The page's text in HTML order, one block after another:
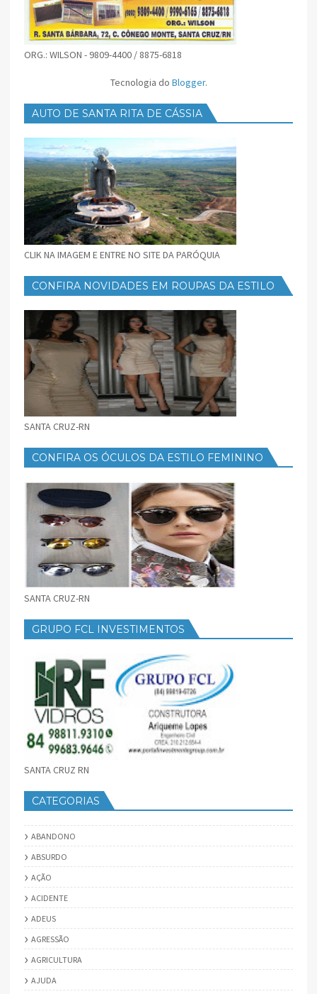
ORG.: WILSON - 9809-4400 / 8875-6818
Tecnologia do Blogger.
AUTO DE SANTA RITA DE CÁSSIA
CLIK NA IMAGEM E ENTRE NO SITE DA PARÓQUIA
CONFIRA NOVIDADES EM ROUPAS DA ESTILO
SANTA CRUZ-RN
CONFIRA OS ÓCULOS DA ESTILO FEMININO
SANTA CRUZ-RN
GRUPO FCL INVESTIMENTOS
SANTA CRUZ RN
CATEGORIAS
ABANDONO
ABSURDO
AÇÃO
ACIDENTE
ADEUS
AGRESSÃO
AGRICULTURA
AJUDA